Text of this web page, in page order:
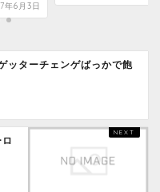
年6月3日
ッターチェンゲばっかで飽